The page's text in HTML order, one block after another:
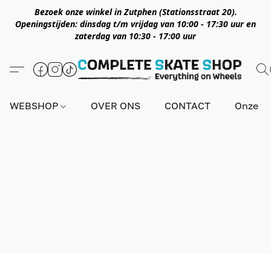
Bezoek onze winkel in Zutphen (Stationsstraat 20).
Openingstijden: dinsdag t/m vrijdag van 10:00 - 17:30 uur en
zaterdag van 10:30 - 17:00 uur
WEBSHOP OVER ONS CONTACT Onze